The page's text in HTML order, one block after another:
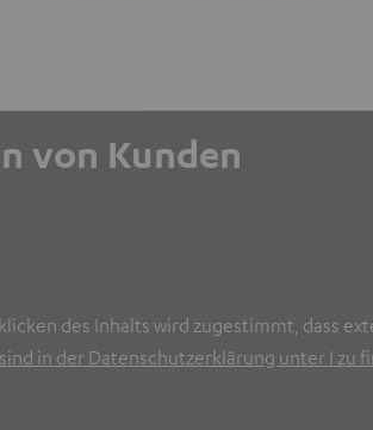
von Kunden
des Inhalts wird zugestimmt, dass
in der Datenschutzerklärung unter I zu